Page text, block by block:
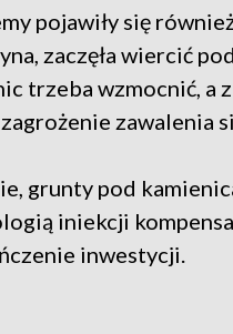
pojawiły się
zaczęła wiercić
trzeba wzmocnić, a
zawalenia
grunty pod
iniekcji
inwestycji.